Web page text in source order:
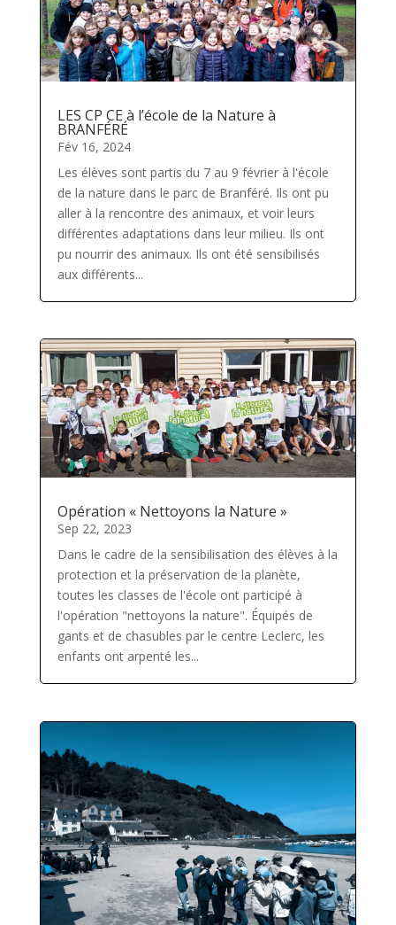
LES CP CE à l’école de la Nature à
BRANFÉRÉ
Fév 16, 2024
Les élèves sont partis du 7 au 9 février à l'école
de la nature dans le parc de Branféré. Ils ont pu
aller à la rencontre des animaux, et voir leurs
différentes adaptations dans leur milieu. Ils ont
pu nourrir des animaux. Ils ont été sensibilisés
aux différents...
Opération « Nettoyons la Nature »
Sep 22, 2023
Dans le cadre de la sensibilisation des élèves à la
protection et la préservation de la planète,
toutes les classes de l'école ont participé à
l'opération "nettoyons la nature". Équipés de
gants et de chasubles par le centre Leclerc, les
enfants ont arpenté les...